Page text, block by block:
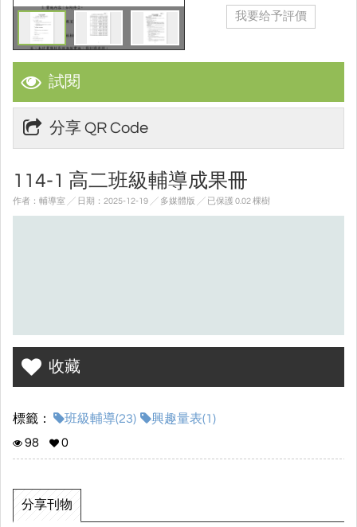
試閱
分享 QR Code
114-1 高二班級輔導成果冊
作者：輔導室 ╱ 日期：2025-12-19 ╱ 多媒體版 ╱ 已保護 0.02 棵樹
收藏
標籤： 班級輔導(23)
興趣量表(1)
98
0
分享刊物
我要给予評價